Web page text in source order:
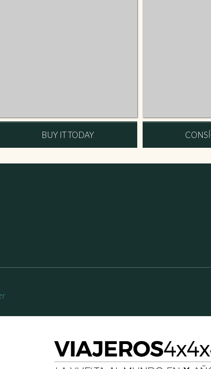
BUY IT TODAY